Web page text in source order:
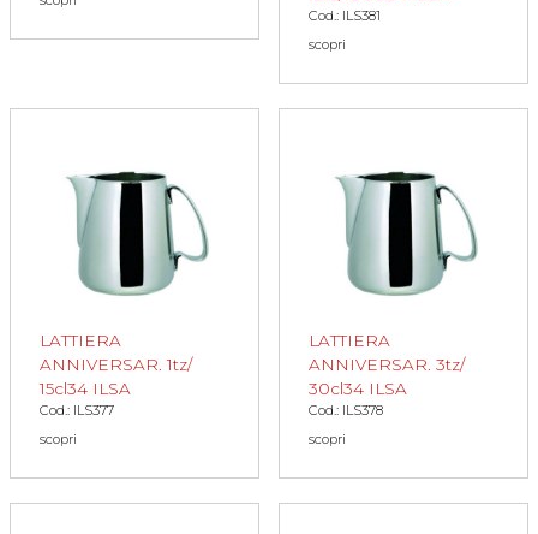
Cod.: ILS381
scopri
LATTIERA
ANNIVERSAR. 1tz/
15cl34 ILSA
Cod.: ILS377
scopri
LATTIERA
ANNIVERSAR. 3tz/
30cl34 ILSA
Cod.: ILS378
scopri